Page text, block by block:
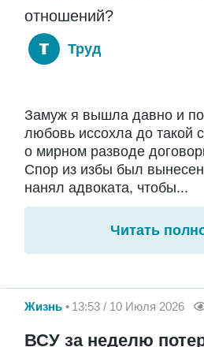
отношений?
Труд
Замуж я вышла давно и
любовь иссохла до такой
о мирном разводе
Спор из избы был
нанял адвоката, чтобы...
Читать
Жизнь 13:53 / 10 Июля 2026
ВСУ за неделю